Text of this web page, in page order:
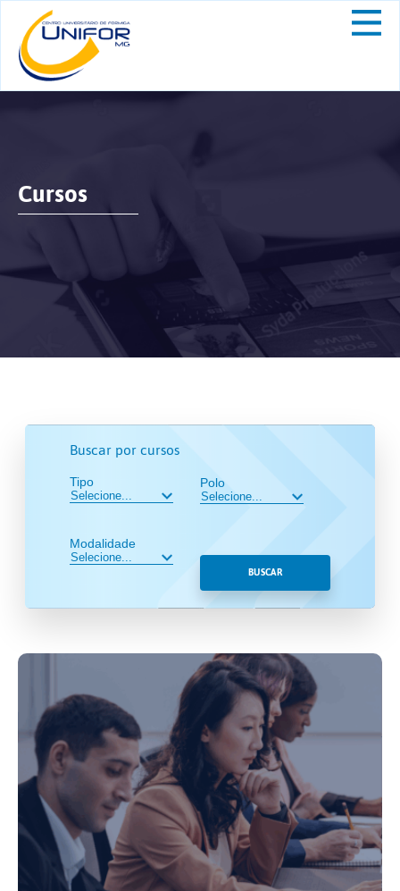
Cursos
Buscar por cursos
Tipo
Modalidade
Polo
BUSCAR